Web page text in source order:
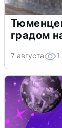
градом
7 августа 1